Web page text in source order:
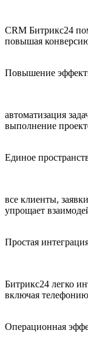
CRM Битрикс24
повышая
Повышение
автоматизация
выполнение
Единое
все клиенты,
упрощает
Простая
Битрикс24 легко
включая
Операционная